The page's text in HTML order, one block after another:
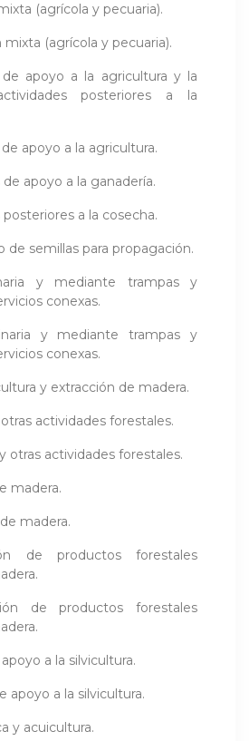
(agrícola y pecuaria).
mixta (agrícola y pecuaria).
de apoyo a la agricultura y la
posteriores a la
apoyo a la agricultura.
apoyo a la ganadería.
a la cosecha.
de semillas para propagación.
y mediante trampas y
conexas.
y mediante trampas y
conexas.
y extracción de madera.
actividades forestales.
otras actividades forestales.
madera.
madera.
de productos forestales
de productos forestales
a la silvicultura.
apoyo a la silvicultura.
y acuicultura.